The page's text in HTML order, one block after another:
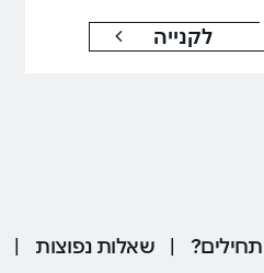
לקנייה
| שאלות נפוצות |